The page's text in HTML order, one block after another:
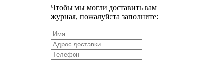
Чтобы мы могли доставить вам
журнал, пожалуйста заполните: